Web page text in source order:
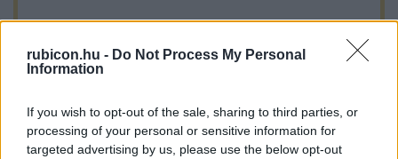
rubicon.hu - Do Not Process My Personal
Information
If you wish to opt-out of the sale, sharing to third parties, or
processing of your personal or sensitive information for
targeted advertising by us, please use the below opt-out
Több mint 370 korábbi lapszámunk
tartalma
Rubicon Online rovatok cikkei